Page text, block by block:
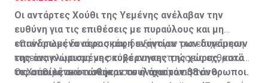
Οι αντάρτες Χούθι της Υεμένης ανέλαβαν την
ευθύνη για τις επιθέσεις με πυραύλους και μη
επανδρωμένα αεροσκάφη εναντίον των δυνάμεων
της αναγνωρισμένης κυβέρνησης της χώρας, κατά
τις οποίες σκοτώθηκαν τουλάχιστον 38 άνθρωποι.
«Οι ένοπλες δυνάμεις μας διεξήγαγαν μια επιχείρηση
ευρείας κλίμακας με στόχο συγκεντρώσεις εχθρικών
στρατευμάτων» ανέφερε σε ανακοίνωσή του ο
Οι Χούθι λένε ότι σκότωσαν ή τραυμάτισαν